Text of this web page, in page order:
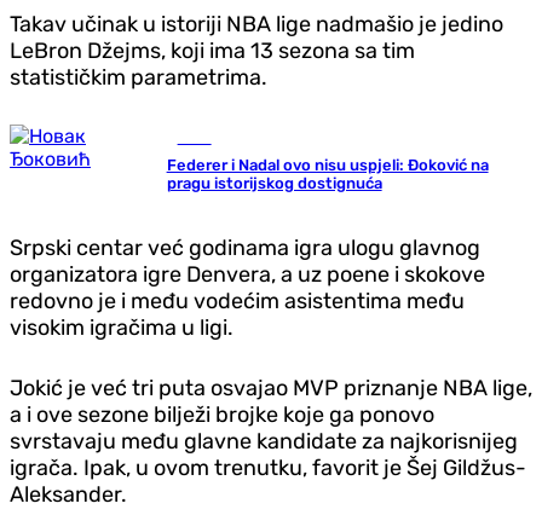
Takav učinak u istoriji NBA lige nadmašio je jedino
LeBron Džejms, koji ima 13 sezona sa tim
statističkim parametrima.
Federer i Nadal ovo nisu uspjeli: Đoković na
pragu istorijskog dostignuća
Srpski centar već godinama igra ulogu glavnog
organizatora igre Denvera, a uz poene i skokove
redovno je i među vodećim asistentima među
visokim igračima u ligi.
Jokić je već tri puta osvajao MVP priznanje NBA lige,
a i ove sezone bilježi brojke koje ga ponovo
svrstavaju među glavne kandidate za najkorisnijeg
igrača. Ipak, u ovom trenutku, favorit je Šej Gildžus-
Aleksander.